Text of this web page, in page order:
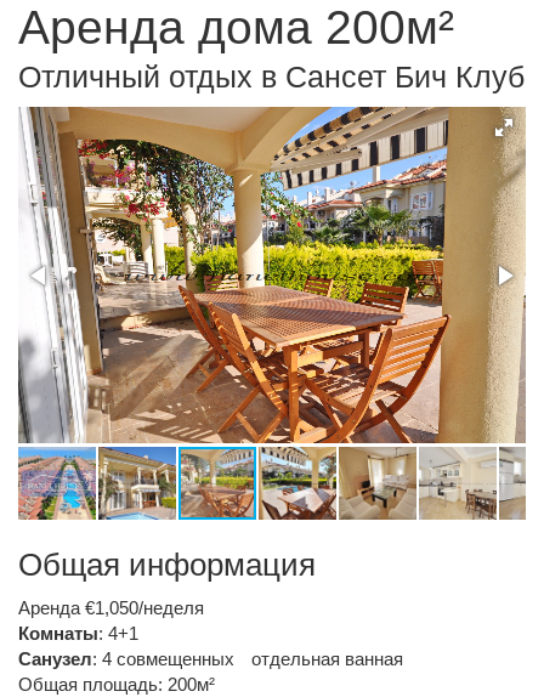
Аренда дома 200м²
Отличный отдых в Сансет Бич Клуб
Общая информация
Аренда €1,050/неделя
Комнаты: 4+1
Санузел: 4 совмещенных
отдельная ванная
Общая площадь: 200м²